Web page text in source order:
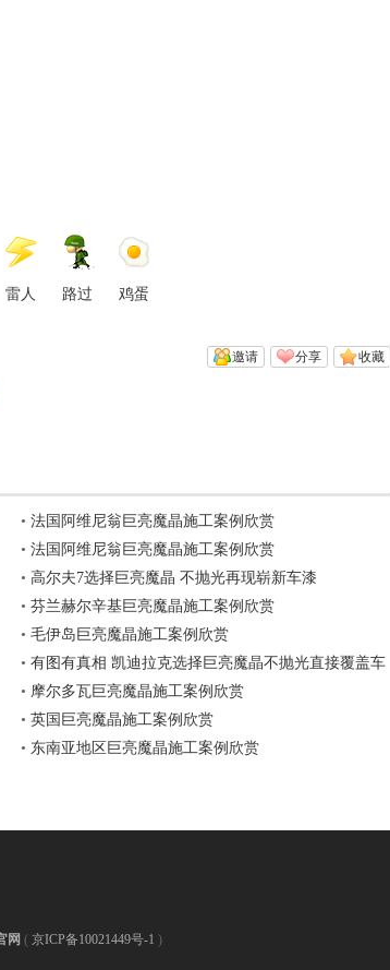
雷人 路过 鸡蛋
收藏
分享
邀请
• 法国阿维尼翁巨亮魔晶施工案例欣赏
• 法国阿维尼翁巨亮魔晶施工案例欣赏
• 高尔夫7选择巨亮魔晶 不抛光再现崭新车漆
• 芬兰赫尔辛基巨亮魔晶施工案例欣赏
• 毛伊岛巨亮魔晶施工案例欣赏
• 有图有真相 凯迪拉克选择巨亮魔晶不抛光直接覆盖车
身炫纹
• 摩尔多瓦巨亮魔晶施工案例欣赏
• 英国巨亮魔晶施工案例欣赏
• 东南亚地区巨亮魔晶施工案例欣赏
网 ( 京ICP备10021449号-1 )